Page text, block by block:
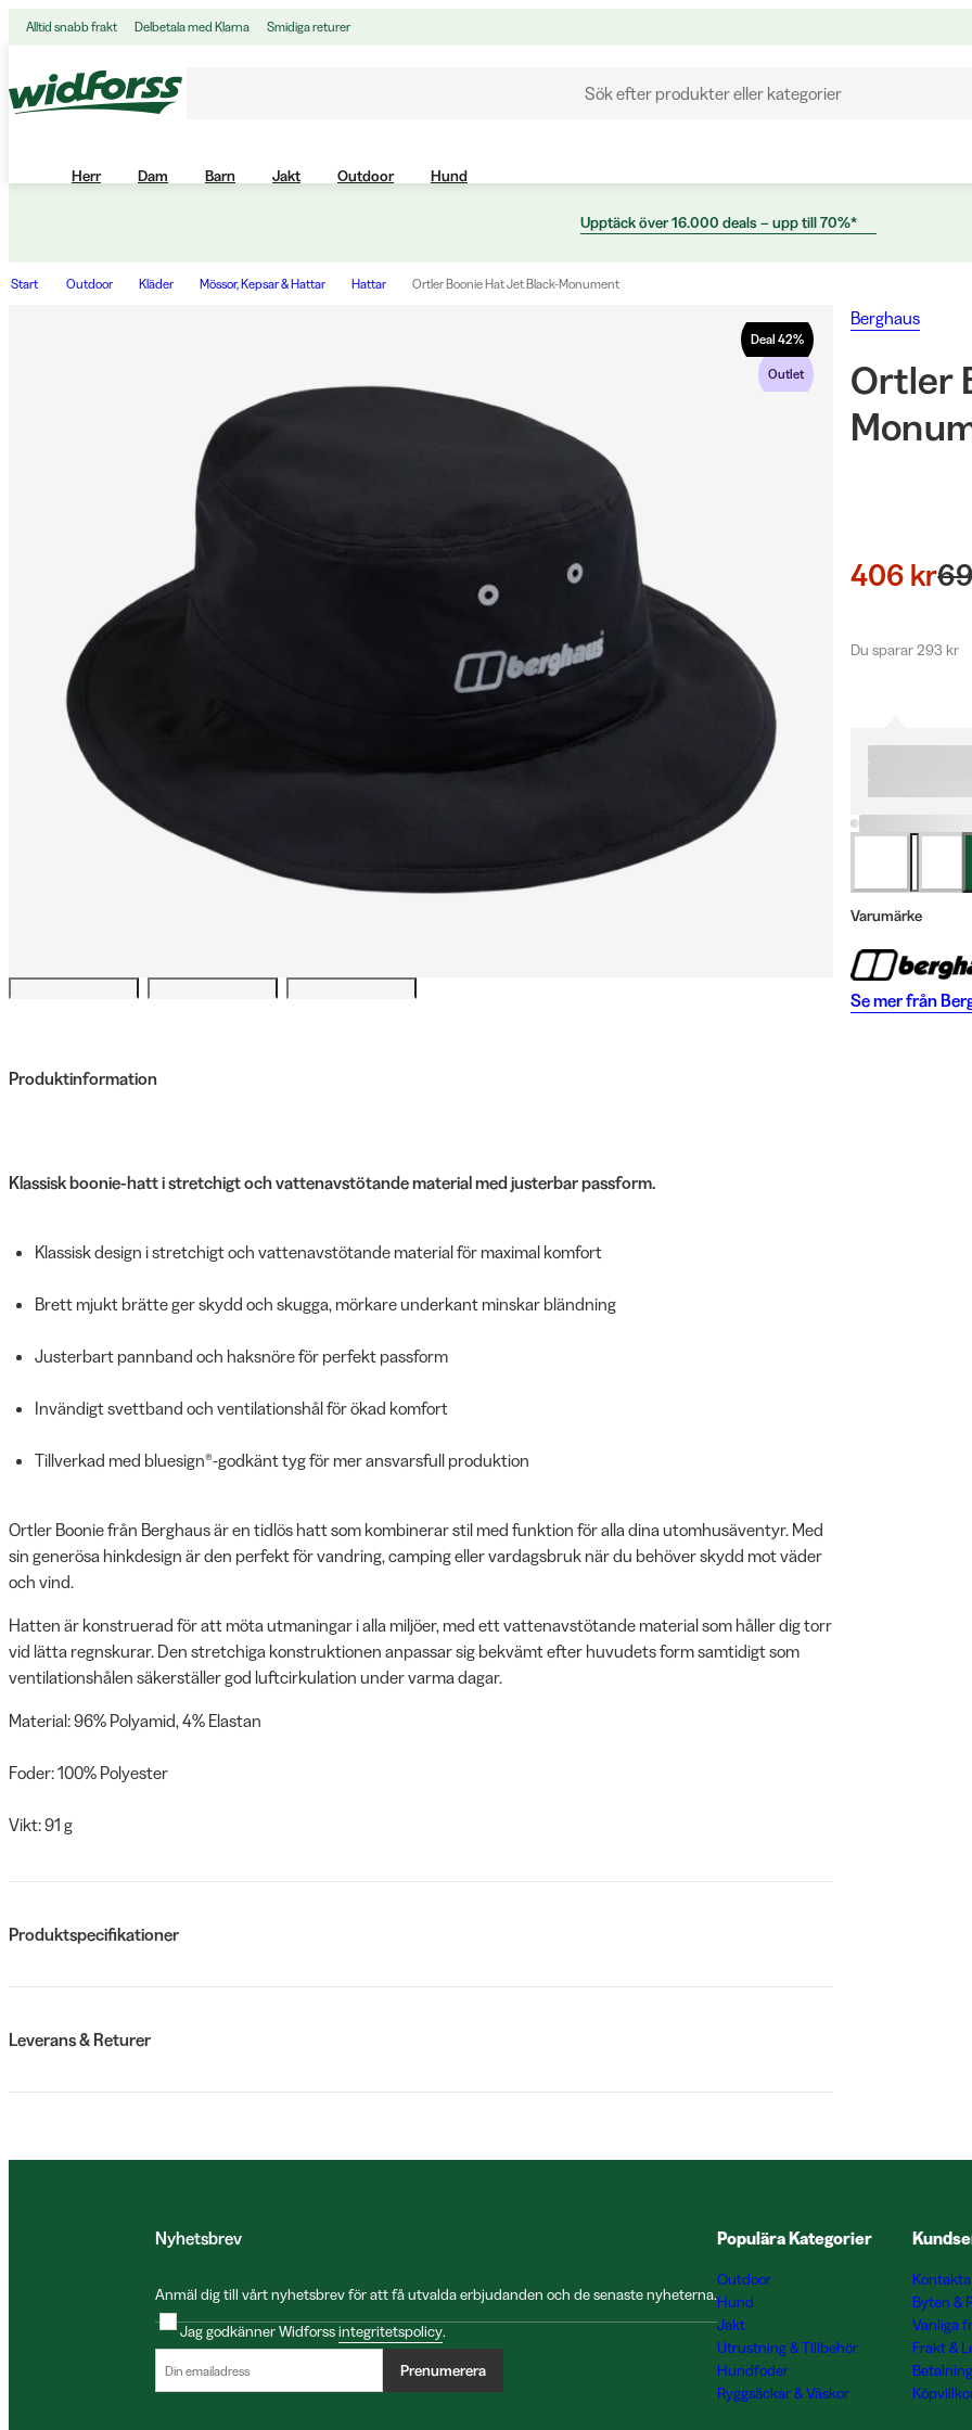
Alltid snabb frakt Delbetala med Klarna Smidiga returer
Sök efter produkter eller kategorier
Herr Dam Barn Jakt Outdoor Hund
Upptäck över 16.000 deals – upp till 70%*
Start Outdoor Kläder Mössor, Kepsar & Hattar Hattar Ortler Boonie Hat Jet Black-Monument
Deal 42%
Outlet
Produktinformation
Klassisk boonie-hatt i stretchigt och vattenavstötande material med justerbar passform.
Klassisk design i stretchigt och vattenavstötande material för maximal komfort
Brett mjukt brätte ger skydd och skugga, mörkare underkant minskar bländning
Justerbart pannband och haksnöre för perfekt passform
Invändigt svettband och ventilationshål för ökad komfort
Tillverkad med bluesign®-godkänt tyg för mer ansvarsfull produktion
Ortler Boonie från Berghaus är en tidlös hatt som kombinerar stil med funktion för alla dina utomhusäventyr. Med
sin generösa hinkdesign är den perfekt för vandring, camping eller vardagsbruk när du behöver skydd mot väder
och vind.
Hatten är konstruerad för att möta utmaningar i alla miljöer, med ett vattenavstötande material som håller dig torr
vid lätta regnskurar. Den stretchiga konstruktionen anpassar sig bekvämt efter huvudets form samtidigt som
ventilationshålen säkerställer god luftcirkulation under varma dagar.
Material: 96% Polyamid, 4% Elastan
Foder: 100% Polyester
Vikt: 91 g
Produktspecifikationer
Leverans & Returer
Berghaus
Ortler
406 kr
Du sparar 293 kr
Varumärke
Se mer från
Nyhetsbrev
Anmäl dig till vårt nyhetsbrev för att få utvalda erbjudanden och de senaste nyheterna.
Jag godkänner Widforssintegritetspolicy.
Prenumerera
Populära Kategorier
Outdoor
Hund
Jakt
Utrustning & Tillbehör
Hundfoder
Ryggsäckar & Väskor
Byten &
Vanliga
Frakt &
Betalning